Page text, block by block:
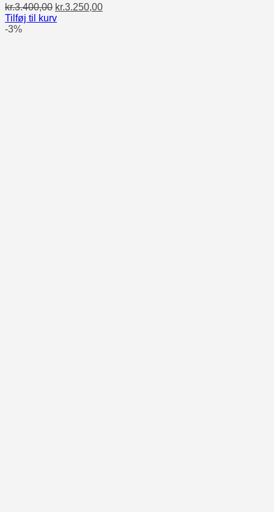
kr.3.400,00 Den
oprindelige
kr.3.250,00Den
Tilføj til kurv
-3%